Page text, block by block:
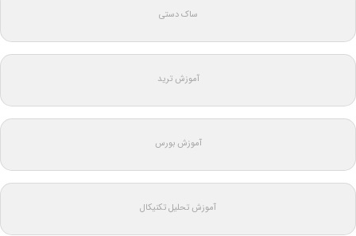
ساک دستی
آموزش ترید
آموزش بورس
آموزش تحلیل تکنیکال